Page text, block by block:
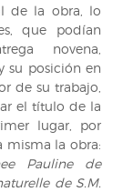
de la obra, lo
que podían
novena,
su posición en
de su trabajo,
el título de la
lugar, por
misma la obra:
Pauline de
de S.M.